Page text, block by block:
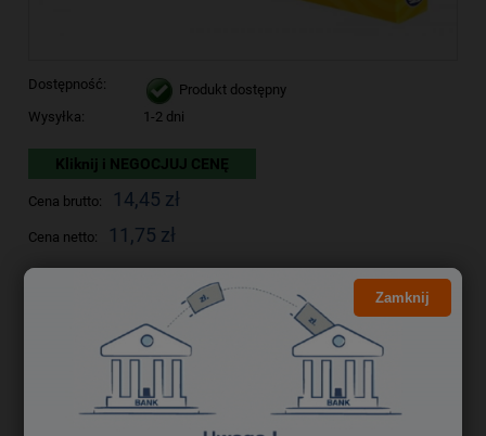
Dostępność:
Produkt dostępny
Wysyłka:
1-2 dni
Kliknij i NEGOCJUJ CENĘ
Cena brutto: 14,45 zł
Cena netto: 11,75 zł
do koszyka
dodaj do przechowalni
Zamknij